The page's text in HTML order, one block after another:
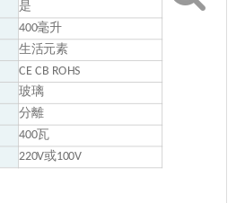
是
400毫升
生活元素
CE CB ROHS
玻璃
分離
400瓦
220V或100V